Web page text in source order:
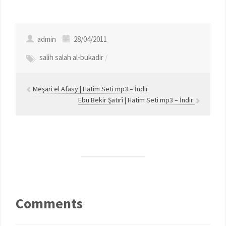
admin
28/04/2011
salih salah al-bukadir /
Meşari el Afasy | Hatim Seti mp3 – İndir
Ebu Bekir Şatırî | Hatim Seti mp3 – İndir
Comments